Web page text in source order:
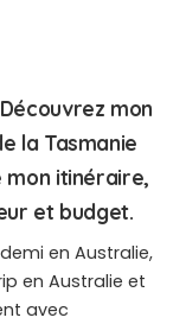
mon
la Tasmanie
mon itinéraire,
et budget.
en Australie,
en Australie et
avec